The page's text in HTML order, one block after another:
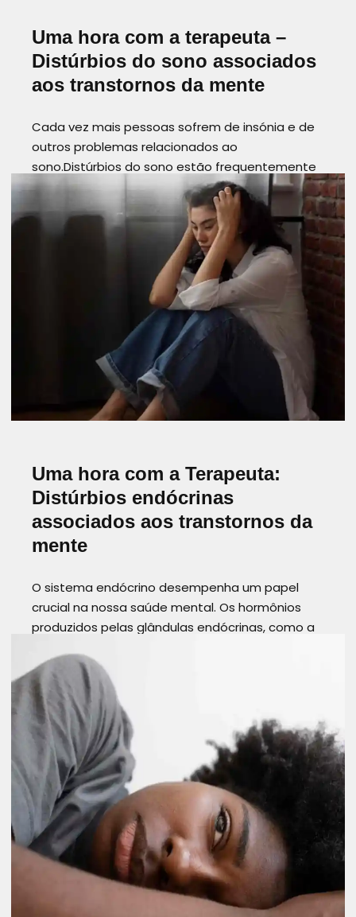
Uma hora com a terapeuta –
Distúrbios do sono associados
aos transtornos da mente
Cada vez mais pessoas sofrem de insónia e de
outros problemas relacionados ao
sono.Distúrbios do sono estão frequentemente
associados a vários transtornos mentais, como
depressão, ansiedade, transtorno de estresse
pós-traumático e transtorno bipolar. Por
exemplo, a insônia é um sintoma…
AUTOCONHECIMENTO
PRANA ANGOLA
UMAHORACOMATERAPEUTA
Uma hora com a Terapeuta:
Distúrbios endócrinas
associados aos transtornos da
mente
O sistema endócrino desempenha um papel
crucial na nossa saúde mental. Os hormônios
produzidos pelas glândulas endócrinas, como a
suprarrenais, desempenham um papel
importante na regulação do humor, emoções e
estresse. Desregulações no…
Read more
AUTOCONHECIMENTO
PRANA ANGOLA
UMAHORACOMATERAPEUTA